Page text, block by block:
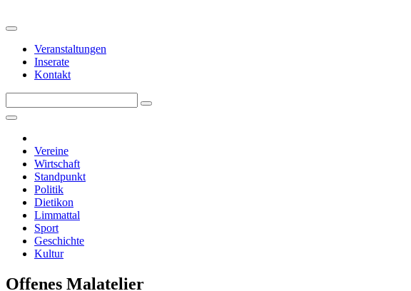
Veranstaltungen
Inserate
Kontakt
Vereine
Wirtschaft
Standpunkt
Politik
Dietikon
Limmattal
Sport
Geschichte
Kultur
Offenes Malatelier